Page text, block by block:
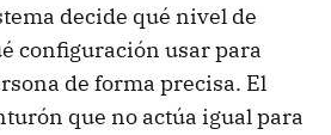
decide qué nivel de
configuración usar para
de forma precisa. El
que no actúa igual para